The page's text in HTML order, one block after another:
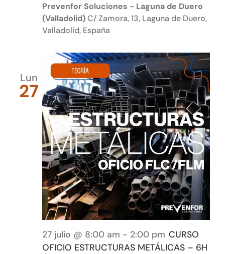
Prevenfor Soluciones - Laguna de Duero
(Valladolid)C/ Zamora, 13, Laguna de Duero,
Valladolid, España
Lun
27
27 julio @ 8:00 am - 2:00 pm CURSO
OFICIO ESTRUCTURAS METÁLICAS – 6H